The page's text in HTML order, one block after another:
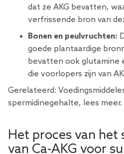
dat ze AKG bevatten,
verfrissende bron van
Bonen en peulvruchten:
goede plantaardige
bevatten ook glutamine
die voorlopers zijn van
Gerelateerd:
spermidinegehalte, lees meer.
Het proces van het
van Ca-AKG voor